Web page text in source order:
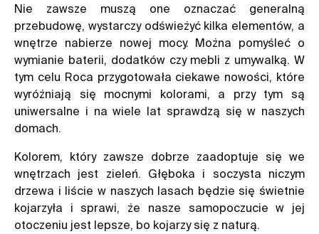
Nie zawsze muszą one oznaczać generalną
przebudowę, wystarczy odświeżyć kilka elementów, a
wnętrze nabierze nowej mocy. Można pomyśleć o
wymianie baterii, dodatków czy mebli z umywalką. W
tym celu Roca przygotowała ciekawe nowości, które
wyróżniają się mocnymi kolorami, a przy tym są
uniwersalne i na wiele lat sprawdzą się w naszych
domach.
Kolorem, który zawsze dobrze zaadoptuje się we
wnętrzach jest zieleń. Głęboka i soczysta niczym
drzewa i liście w naszych lasach będzie się świetnie
kojarzyła i sprawi, że nasze samopoczucie w jej
otoczeniu jest lepsze, bo kojarzy się z naturą.